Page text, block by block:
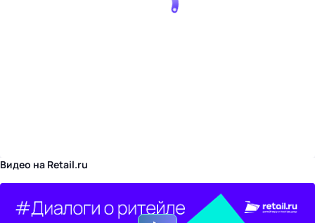
Видео на Retail.ru